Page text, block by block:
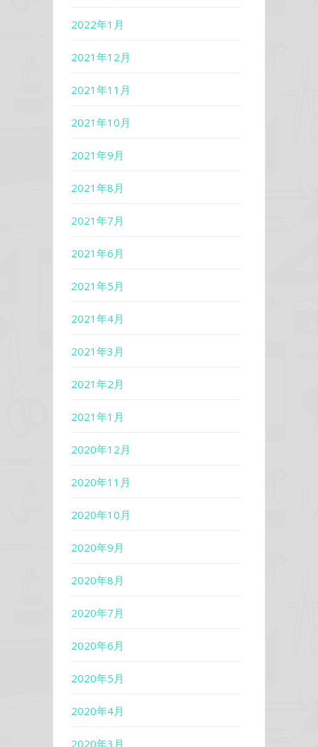
2022年1月
2021年12月
2021年11月
2021年10月
2021年9月
2021年8月
2021年7月
2021年6月
2021年5月
2021年4月
2021年3月
2021年2月
2021年1月
2020年12月
2020年11月
2020年10月
2020年9月
2020年8月
2020年7月
2020年6月
2020年5月
2020年4月
2020年3月